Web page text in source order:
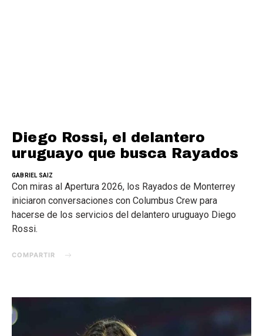
Diego Rossi, el delantero
uruguayo que busca Rayados
GABRIEL SAIZ
Con miras al Apertura 2026, los Rayados de Monterrey
iniciaron conversaciones con Columbus Crew para
hacerse de los servicios del delantero uruguayo Diego
Rossi.
COMPARTIR